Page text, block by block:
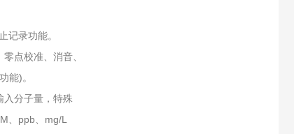
录功能。
点校准、消音、
能)。
分子量，特殊
、ppb、mg/L